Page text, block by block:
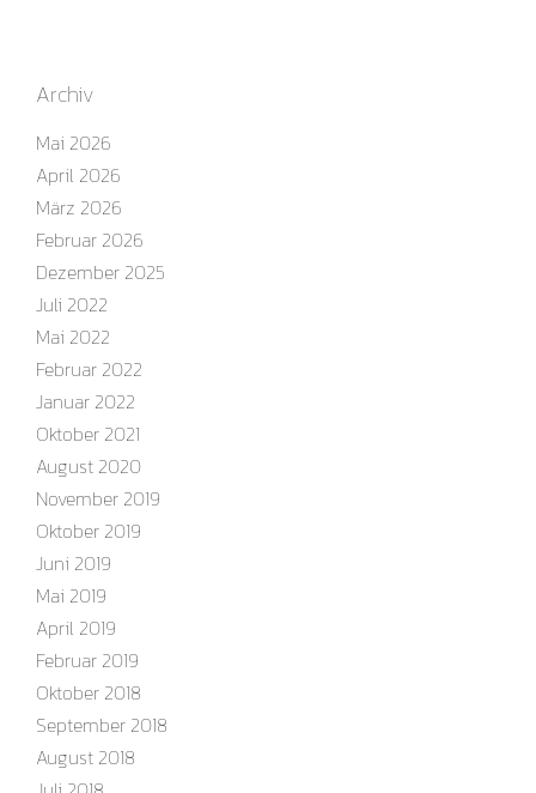
Archiv
Mai 2026
April 2026
März 2026
Februar 2026
Dezember 2025
Juli 2022
Mai 2022
Februar 2022
Januar 2022
Oktober 2021
August 2020
November 2019
Oktober 2019
Juni 2019
Mai 2019
April 2019
Februar 2019
Oktober 2018
September 2018
August 2018